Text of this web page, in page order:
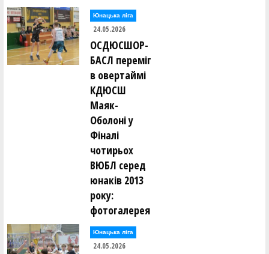
Юнацька ліга
24.05.2026
ОСДЮСШОР-
БАСЛ переміг
в овертаймі
КДЮСШ
Маяк-
Оболоні у
Фіналі
чотирьох
ВЮБЛ серед
юнаків 2013
року:
фотогалерея
Юнацька ліга
24.05.2026